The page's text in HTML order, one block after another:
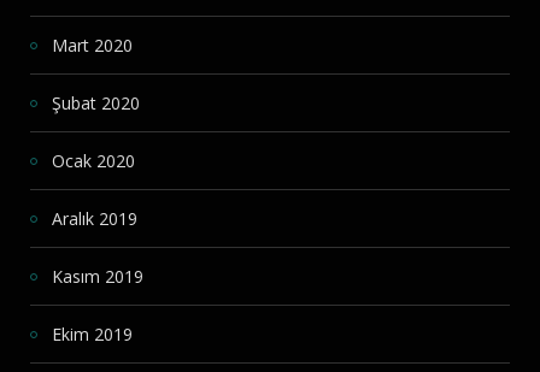
Mart 2020
Şubat 2020
Ocak 2020
Aralık 2019
Kasım 2019
Ekim 2019